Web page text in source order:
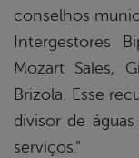
conselhos
Intergestores
Mozart Sales,
Brizola. Esse
divisor de
serviços.”